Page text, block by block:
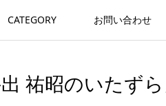
CATEGORY お問い合わせ
祐昭のいたず